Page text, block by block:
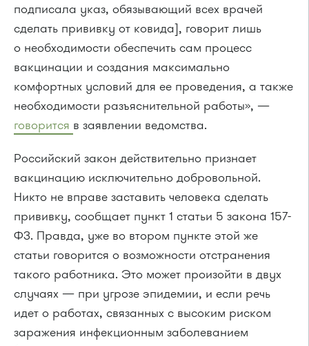
подписала указ, обязывающий всех врачей
сделать прививку от ковида], говорит лишь
о необходимости обеспечить сам процесс
вакцинации и создания максимально
комфортных условий для ее проведения, а также
необходимости разъяснительной работы», —
говорится в заявлении ведомства.
Российский закон действительно признает
вакцинацию исключительно добровольной.
Никто не вправе заставить человека сделать
прививку, сообщает пункт 1 статьи 5 закона 157-
ФЗ. Правда, уже во втором пункте этой же
статьи говорится о возможности отстранения
такого работника. Это может произойти в двух
случаях — при угрозе эпидемии, и если речь
идет о работах, связанных с высоким риском
заражения инфекционным заболеванием